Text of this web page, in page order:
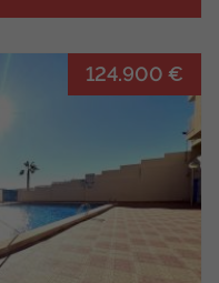
124.900 €